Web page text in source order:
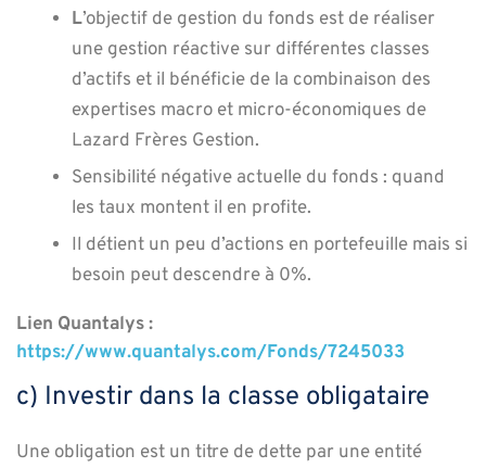
L’objectif de gestion du fonds est de réaliser
une gestion réactive sur différentes classes
d’actifs et il bénéficie de la combinaison des
expertises macro et micro-économiques de
Lazard Frères Gestion.
Sensibilité négative actuelle du fonds : quand
les taux montent il en profite.
Il détient un peu d’actions en portefeuille mais si
besoin peut descendre à 0%.
Lien Quantalys :
https://www.quantalys.com/Fonds/7245033
c) Investir dans la classe obligataire
Une obligation est un titre de dette par une entité